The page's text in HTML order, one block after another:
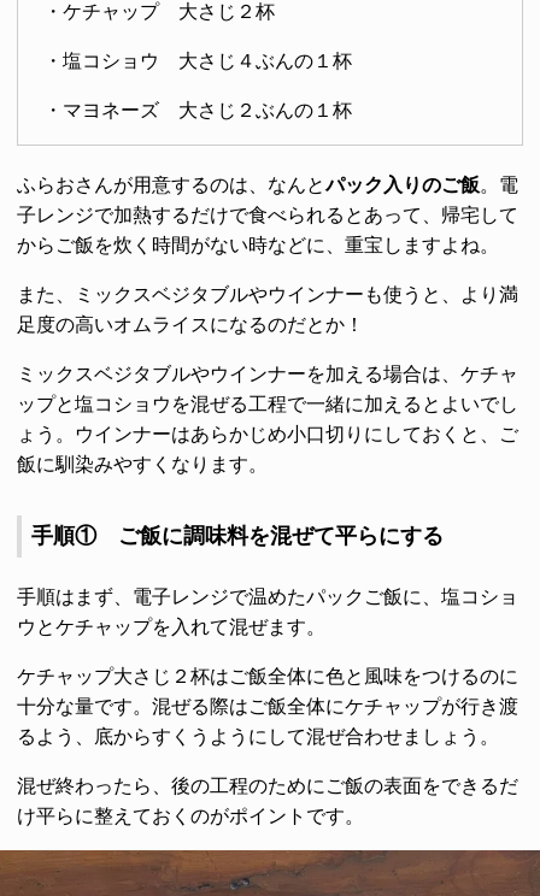
・ケチャップ 大さじ２杯
・塩コショウ 大さじ４ぶんの１杯
・マヨネーズ 大さじ２ぶんの１杯
ふらおさんが用意するのは、なんとパック入りのご飯。電
子レンジで加熱するだけで食べられるとあって、帰宅して
からご飯を炊く時間がない時などに、重宝しますよね。
また、ミックスベジタブルやウインナーも使うと、より満
足度の高いオムライスになるのだとか！
ミックスベジタブルやウインナーを加える場合は、ケチャ
ップと塩コショウを混ぜる工程で一緒に加えるとよいでし
ょう。ウインナーはあらかじめ小口切りにしておくと、ご
飯に馴染みやすくなります。
手順① ご飯に調味料を混ぜて平らにする
手順はまず、電子レンジで温めたパックご飯に、塩コショ
ウとケチャップを入れて混ぜます。
ケチャップ大さじ２杯はご飯全体に色と風味をつけるのに
十分な量です。混ぜる際はご飯全体にケチャップが行き渡
るよう、底からすくうようにして混ぜ合わせましょう。
混ぜ終わったら、後の工程のためにご飯の表面をできるだ
け平らに整えておくのがポイントです。